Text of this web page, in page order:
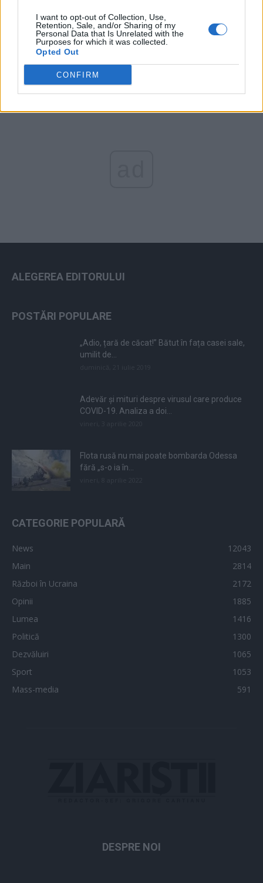
I want to opt-out of Collection, Use,
Retention, Sale, and/or Sharing of my
Personal Data that Is Unrelated with the
Purposes for which it was collected.
Opted Out
CONFIRM
Arată rezultatele
Arhiva sondajelor
ALEGEREA EDITORULUI
POSTĂRI POPULARE
„Adio, țară de căcat!” Bătut în fața casei sale,
umilit de...
Adevăr și mituri despre virusul care produce
COVID-19. Analiza a doi...
Flota rusă nu mai poate bombarda Odessa
fără „s-o ia în...
CATEGORIE POPULARĂ
News
12043
Main
2814
Război în Ucraina
2172
Opinii
1885
Lumea
1416
Politică
1300
Dezvăluiri
1065
Sport
1053
Mass-media
591
DESPRE NOI